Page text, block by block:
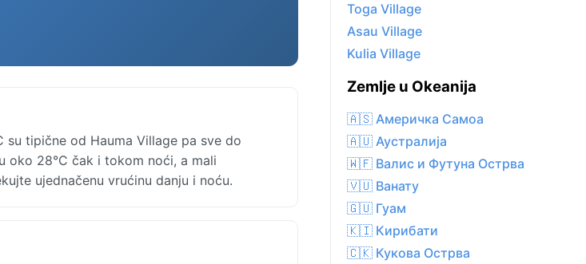
tipične od Hauma Village pa sve do
oko 28°C čak i tokom noći, a mali
ujednačenu vrućinu danju i noću.
Toga Village
Asau Village
Kulia Village
Zemlje u Okeanija
🇦🇸 Америчка Самоа
🇦🇺 Аустралија
🇼🇫 Валис и Футуна Острва
🇻🇺 Ванату
🇬🇺 Гуам
🇰🇮 Кирибати
🇨🇰 Кукова Острва